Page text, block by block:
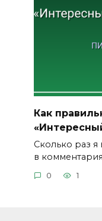
Как
Сколько раз я
в
0 1